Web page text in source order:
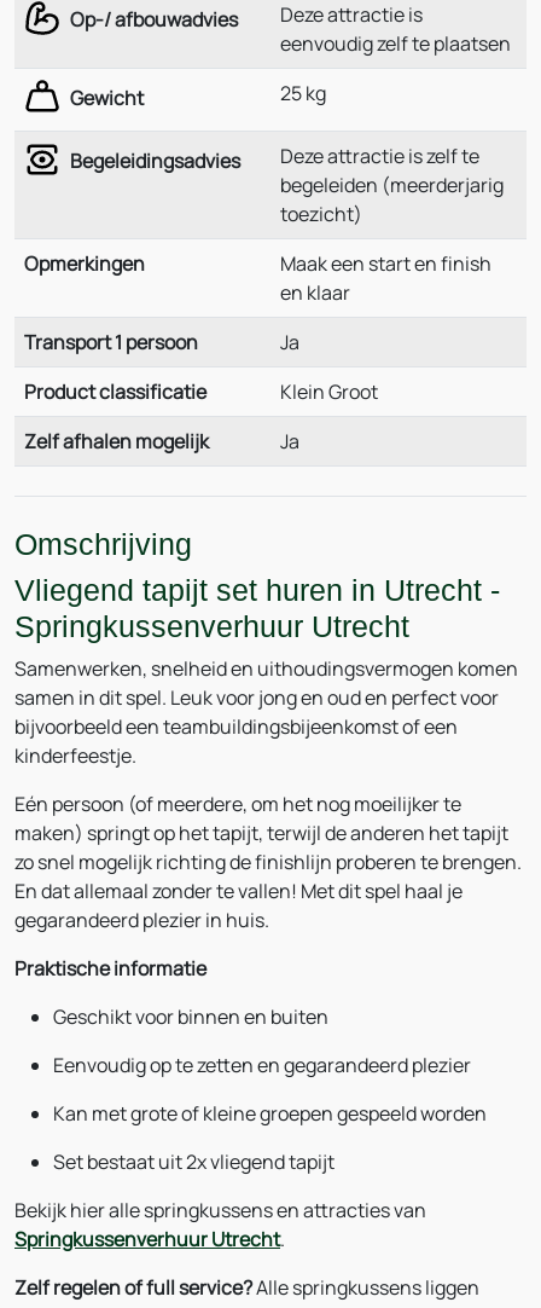
Op-/ afbouwadvies
Deze attractie is
eenvoudig zelf te plaatsen
Gewicht 25 kg
Begeleidingsadvies
Deze attractie is zelf te
begeleiden (meerderjarig
toezicht)
Opmerkingen
Maak een start en finish
en klaar
Transport 1 persoon
Ja
Product classificatie
Klein Groot
Zelf afhalen mogelijk
Ja
Omschrijving
Vliegend tapijt set huren in Utrecht -
Springkussenverhuur Utrecht
Samenwerken, snelheid en uithoudingsvermogen komen
samen in dit spel. Leuk voor jong en oud en perfect voor
bijvoorbeeld een teambuildingsbijeenkomst of een
kinderfeestje.
Eén persoon (of meerdere, om het nog moeilijker te
maken) springt op het tapijt, terwijl de anderen het tapijt
zo snel mogelijk richting de finishlijn proberen te brengen.
En dat allemaal zonder te vallen! Met dit spel haal je
gegarandeerd plezier in huis.
Praktische informatie
Geschikt voor binnen en buiten
Eenvoudig op te zetten en gegarandeerd plezier
Kan met grote of kleine groepen gespeeld worden
Set bestaat uit 2x vliegend tapijt
Bekijk hier alle springkussens en attracties van
Springkussenverhuur Utrecht.
Zelf regelen of full service?Alle springkussens liggen